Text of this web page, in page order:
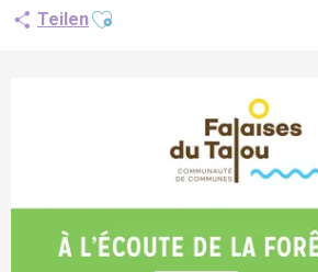
TeilenAjouter aux favoris